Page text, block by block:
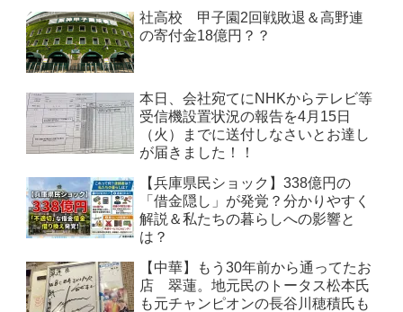
社高校 甲子園2回戦敗退＆高野連
の寄付金18億円？？
本日、会社宛てにNHKからテレビ等
受信機設置状況の報告を4月15日
（火）までに送付しなさいとお達し
が届きました！！
【兵庫県民ショック】338億円の
「借金隠し」が発覚？分かりやすく
解説＆私たちの暮らしへの影響と
は？
【中華】もう30年前から通ってたお
店 翠蓮。地元民のトータス松本氏
も元チャンピオンの長谷川穂積氏も